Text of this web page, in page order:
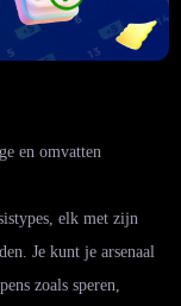
en omvatten
elk met zijn
Je kunt je arsenaal
zoals speren,